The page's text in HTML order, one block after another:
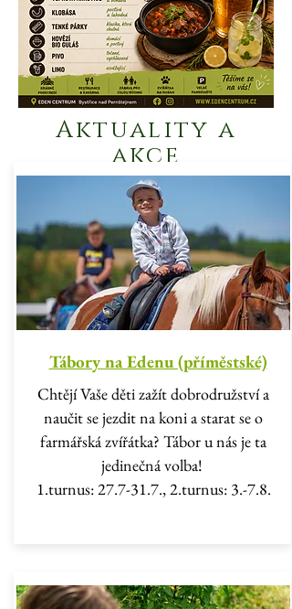
Aktuality a
akce
Tábory na Edenu (příměstské)
Chtějí Vaše děti zažít dobrodružství a
naučit se jezdit na koni a starat se o
farmářská zvířátka? Tábor u nás je ta
jedinečná volba!
1.turnus: 27.7-31.7., 2.turnus: 3.-7.8.